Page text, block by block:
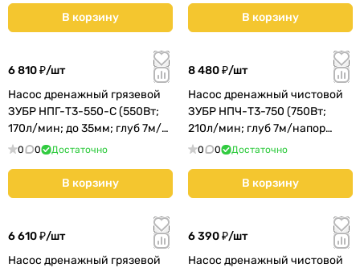
В корзину В корзину
6 810 ₽/шт
Насос дренажный грязевой
ЗУБР НПГ-Т3-550-С (550Вт;
170л/мин; до 35мм; глуб 7м/
напор 7м) КМС01
0 0 Достаточно
В корзину
8 480 ₽/шт
Насос дренажный чистовой
ЗУБР НПЧ-Т3-750 (750Вт;
210л/мин; глуб 7м/напор
8,5м) КМС01
0 0 Достаточно
В корзину
6 610 ₽/шт
Насос дренажный грязевой
6 390 ₽/шт
Насос дренажный чистовой